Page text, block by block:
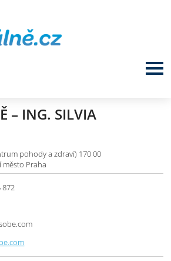
– ING. SILVIA
pohody a zdraví) 170 00
město Praha
872